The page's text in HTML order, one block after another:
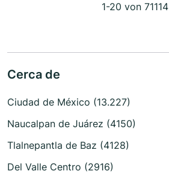
1-20 von 71114
Cerca de
Ciudad de México (13.227)
Naucalpan de Juárez (4150)
Tlalnepantla de Baz (4128)
Del Valle Centro (2916)